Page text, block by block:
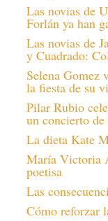
Las novias de
Forlán ya han
Las novias de
y Cuadrado:
Selena Gomez
la fiesta de su
Pilar Rubio
un concierto
La dieta Kate
María Victoria
poetisa
Las
Cómo reforzar